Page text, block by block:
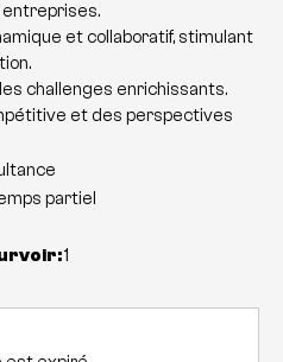
et collaboratif, stimulant
challenges enrichissants.
et des perspectives
partiel
1